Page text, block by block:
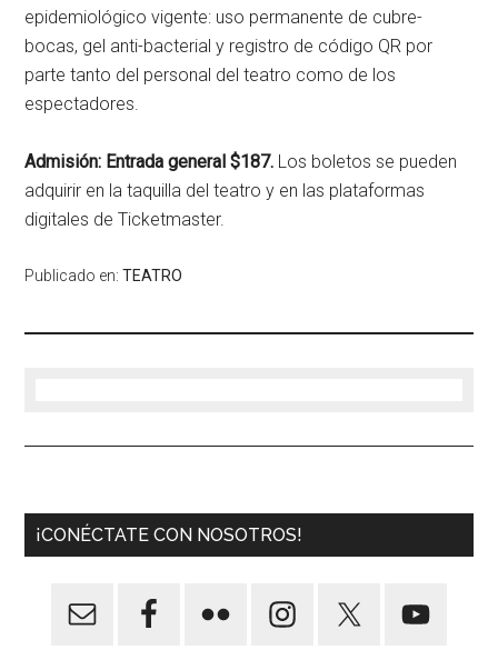
epidemiológico vigente: uso permanente de cubre-
bocas, gel anti-bacterial y registro de código QR por
parte tanto del personal del teatro como de los
espectadores.
Admisión: Entrada general $187. Los boletos se pueden
adquirir en la taquilla del teatro y en las plataformas
digitales de Ticketmaster.
Publicado en:TEATRO
¡CONÉCTATE CON NOSOTROS!